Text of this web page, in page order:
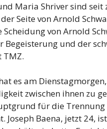
Maria Shriver sind
Seite von Arnold
Scheidung von Arnold
Begeisterung und der
TMZ.
es am
zwischen ihnen zu
für die
Joseph Baena, jetzt 24,